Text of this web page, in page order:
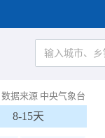
数据来源 中央气象台
8-15天